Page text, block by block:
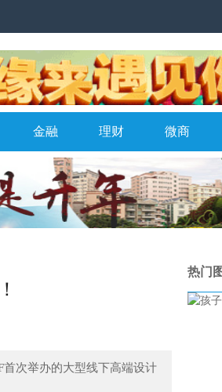
金融 理财 微商
次举办的大型线下高端设计
热门